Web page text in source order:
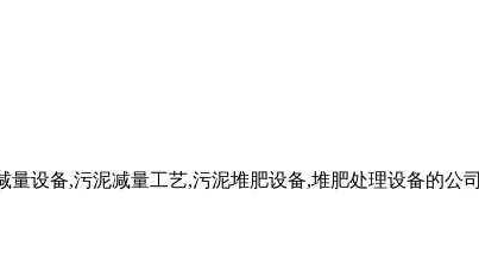
设备,污泥减量工艺,污泥堆肥设备,堆肥处理设备的公司